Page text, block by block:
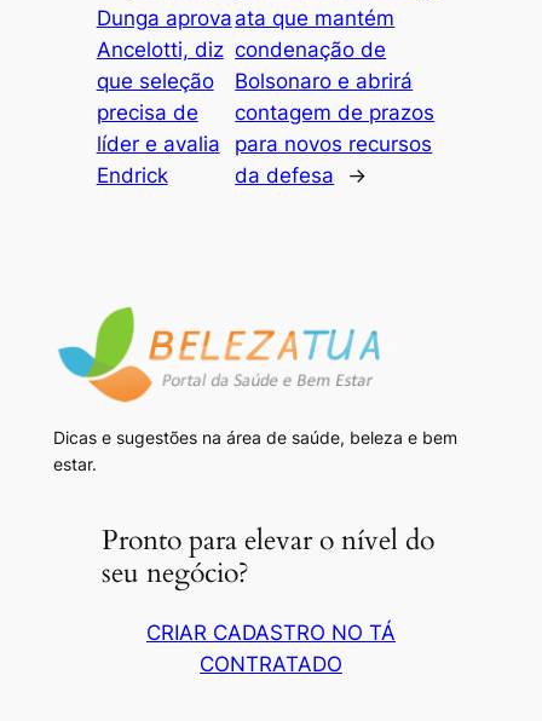
Dunga aprova
Ancelotti, diz
que seleção
precisa de
líder e avalia
Endrick
ata que mantém
condenação de
Bolsonaro e abrirá
contagem de prazos
para novos recursos
da defesa
→
Dicas e sugestões na área de saúde, beleza e bem
estar.
Pronto para elevar o nível do
seu negócio?
CRIAR CADASTRO NO TÁ
CONTRATADO